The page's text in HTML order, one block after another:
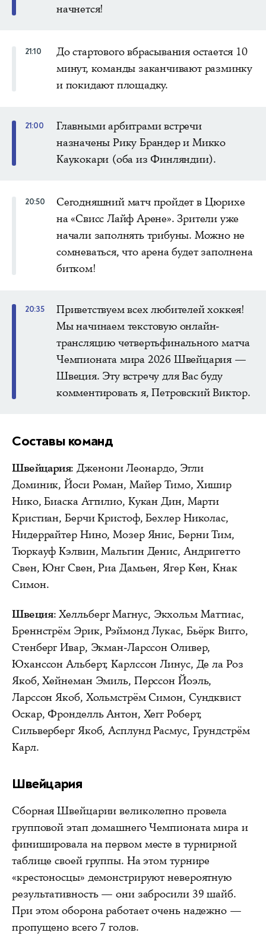
начнется!
21:10
До стартового вбрасывания остается 10
минут, команды заканчивают разминку
и покидают площадку.
21:00
Главными арбитрами встречи
назначены Рику Брандер и Микко
Каукокари (оба из Финляндии).
20:50
Сегодняшний матч пройдет в Цюрихе
на «Свисс Лайф Арене». Зрители уже
начали заполнять трибуны. Можно не
сомневаться, что арена будет заполнена
битком!
20:35
Приветствуем всех любителей хоккея!
Мы начинаем текстовую онлайн-
трансляцию четвертьфинального матча
Чемпионата мира 2026 Швейцария —
Швеция. Эту встречу для Вас буду
комментировать я, Петровский Виктор.
Составы команд
Швейцария: Дженони Леонардо, Эгли
Доминик, Йоси Роман, Майер Тимо, Хишир
Нико, Биаска Аттилио, Кукан Дин, Марти
Кристиан, Берчи Кристоф, Бехлер Николас,
Нидеррайтер Нино, Мозер Янис, Берни Тим,
Тюркауф Кэлвин, Мальгин Денис, Андригетто
Свен, Юнг Свен, Риа Дамьен, Ягер Кен, Кнак
Симон.
Швеция: Хелльберг Магнус, Экхольм Маттиас,
Бреннстрём Эрик, Рэймонд Лукас, Бьёрк Вигго,
Стенберг Ивар, Экман-Ларссон Оливер,
Юханссон Альберт, Карлссон Линус, Де ла Роз
Якоб, Хейнеман Эмиль, Перссон Йоэль,
Ларссон Якоб, Хольмстрём Симон, Сундквист
Оскар, Фронделль Антон, Хегг Роберт,
Сильверберг Якоб, Асплунд Расмус, Грундстрём
Карл.
Швейцария
Сборная Швейцарии великолепно провела
групповой этап домашнего Чемпионата мира и
финишировала на первом месте в турнирной
таблице своей группы. На этом турнире
«крестоносцы» демонстрируют невероятную
результативность — они забросили 39 шайб.
При этом оборона работает очень надежно —
пропущено всего 7 голов.